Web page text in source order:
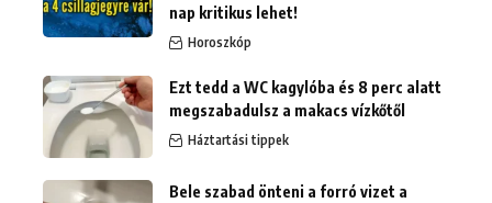
nap kritikus lehet!
Horoszkóp
Ezt tedd a WC kagylóba és 8 perc alatt
megszabadulsz a makacs vízkőtől
Háztartási tippek
Bele szabad önteni a forró vizet a